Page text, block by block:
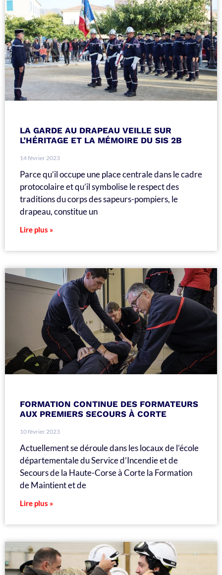
LA GARDE AU DRAPEAU VEILLE SUR
L’HÉRITAGE ET LA MÉMOIRE DU SIS 2B
14 février 2023
Parce qu’il occupe une place centrale dans le cadre
protocolaire et qu’il symbolise le respect des
traditions du corps des sapeurs-pompiers, le
drapeau, constitue un
Lire plus »
FORMATION CONTINUE DES FORMATEURS
AUX PREMIERS SECOURS À CORTE
10 février 2023
Actuellement se déroule dans les locaux de l’école
départementale du Service d’Incendie et de
Secours de la Haute-Corse à Corte la Formation
de Maintient et de
Lire plus »